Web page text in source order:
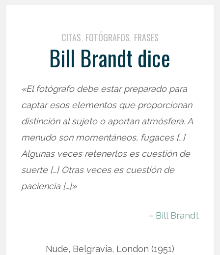
CITAS, FOTÓGRAFOS, FRASES
Bill Brandt dice
«El fotógrafo debe estar preparado para
captar esos elementos que proporcionan
distinción al sujeto o aportan atmósfera. A
menudo son momentáneos, fugaces […]
Algunas veces retenerlos es cuestión de
suerte […] Otras veces es cuestión de
paciencia […]»
– Bill Brandt
Nude, Belgravia, London (1951)